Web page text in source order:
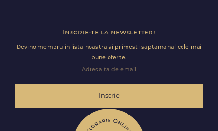
Inscrie-te la newsletter!
Devino membru in lista noastra si primesti saptamanal cele mai
bune oferte.
Inscrie